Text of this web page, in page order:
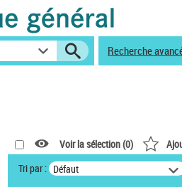
Recherche
Voir la sélection (0)
Tri par : Défaut